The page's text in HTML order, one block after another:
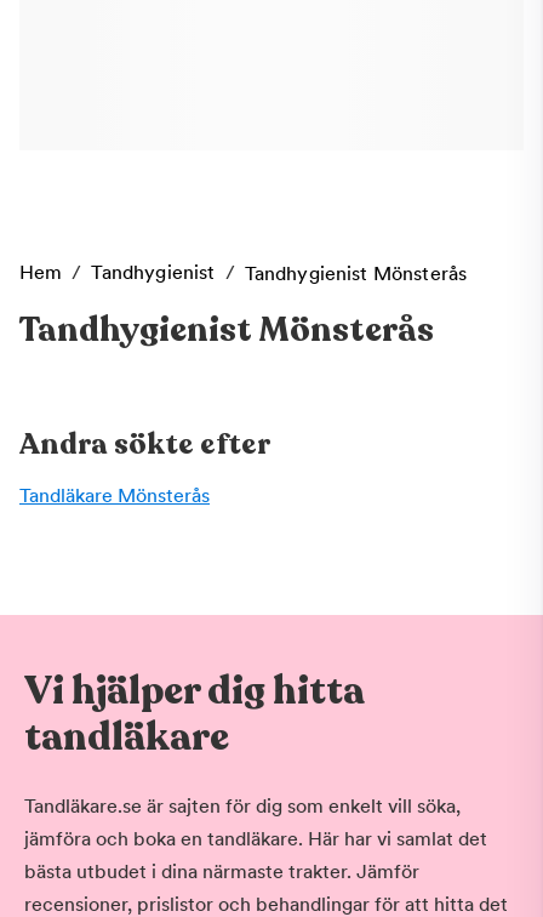
Hem / Tandhygienist / Tandhygienist Mönsterås
Tandhygienist Mönsterås
Andra sökte efter
Tandläkare Mönsterås
Vi hjälper dig hitta
tandläkare
Tandläkare.se är sajten för dig som enkelt vill söka,
jämföra och boka en tandläkare. Här har vi samlat det
bästa utbudet i dina närmaste trakter. Jämför
recensioner, prislistor och behandlingar för att hitta det